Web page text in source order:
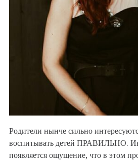
Родители нынче сильно
воспитывать детей ПРАВИЛЬНО.
появляется ощущение, что в этом